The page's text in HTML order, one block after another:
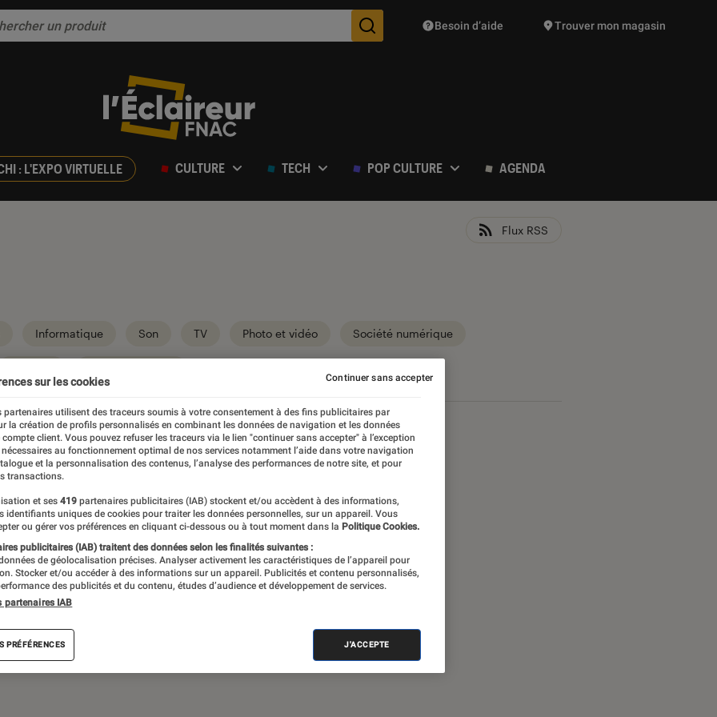
Des suggestions de produits vont vous être proposées
Besoin d’aide Trouver mon magasin
: L'EXPO VIRTUELLE CULTURE TECH POP CULTURE AGENDA
Flux RSS
Informatique Son TV Photo et vidéo Société numérique
audio, objets connectés… l’Éclaireur
l’actualité Tech décryptée, de nombreux
des tests de produits, réalisés par le
sur les cookies
partenaires utilisent des traceurs soumis à votre consentement à des fins publicitaires par
la création de profils personnalisés en combinant les données de navigation et les données
compte client. Vous pouvez refuser les traceurs via le lien "continuer sans accepter" à l’exception
au fonctionnement optimal de nos services notamment l’aide dans votre navigation
et la personnalisation des contenus, l’analyse des performances de notre site, et pour
transactions.
et ses 419 partenaires publicitaires (IAB) stockent et/ou accèdent à des informations,
identifiants uniques de cookies pour traiter les données personnelles, sur un appareil. Vous
ou gérer vos préférences en cliquant ci-dessous ou à tout moment dans la Politique Cookies.
publicitaires (IAB) traitent des données selon les finalités suivantes :
de géolocalisation précises. Analyser activement les caractéristiques de l’appareil pour
Stocker et/ou accéder à des informations sur un appareil. Publicités et contenu personnalisés,
des publicités et du contenu, études d’audience et développement de services.
partenaires IAB
PRÉFÉRENCES J'ACCEPTE
Continuer sans accepter